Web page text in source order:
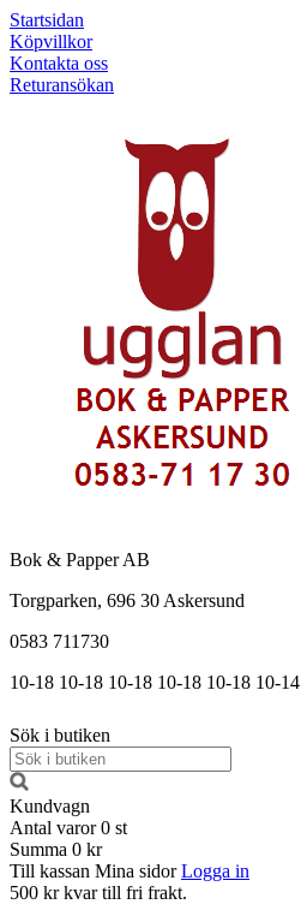
Startsidan
Köpvillkor
Kontakta oss
Returansökan
Bok & Papper AB
Torgparken, 696 30 Askersund
0583 711730
10-18 10-18 10-18 10-18 10-18 10-14
Sök i butiken
Kundvagn
Antal varor 0 st
Summa 0 kr
Till kassan Mina sidor Logga in
500 kr kvar till fri frakt.